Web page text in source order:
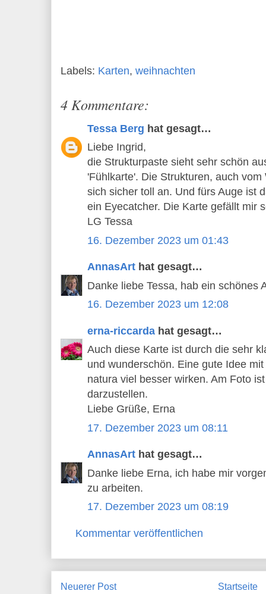
Labels: Karten, weihnachten
4 Kommentare:
Tessa Berg hat gesagt…
Liebe Ingrid,
die Strukturpaste sieht sehr schön
'Fühlkarte'. Die Strukturen, auch
sich sicher toll an. Und fürs Auge ist
ein Eyecatcher. Die Karte gefällt mir
LG Tessa
16. Dezember 2023 um 01:43
AnnasArt hat gesagt…
Danke liebe Tessa, hab ein schönes
16. Dezember 2023 um 12:08
erna-riccarda hat gesagt…
Auch diese Karte ist durch die sehr
und wunderschön. Eine gute Idee
natura viel besser wirken. Am Foto
darzustellen.
Liebe Grüße, Erna
17. Dezember 2023 um 08:11
AnnasArt hat gesagt…
Danke liebe Erna, ich habe mir
zu arbeiten.
17. Dezember 2023 um 08:19
Kommentar veröffentlichen
Neuerer Post Startseite